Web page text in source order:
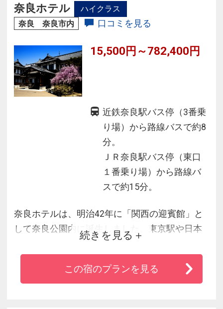
奈良ホテル
ハイクラス
奈良 奈良市内
口コミを見る
15,500円～782,400円
近鉄奈良駅バス停（3番乗
り場）から路線バスで約8
分。
ＪＲ奈良駅バス停（東口
１番乗り場）から路線バ
スで約15分。
奈良ホテルは、明治42年に「関西の迎賓館」と
して奈良公園内に誕生しました。東京駅や日本
銀行本店などを手掛けた辰野金吾氏が建築を担
当した本館は、瓦葺き建築で雅な大和の街並み
との親和性も高く、桃山風の内装の豪奢華麗な
続きを見る
この宿のプランを見る